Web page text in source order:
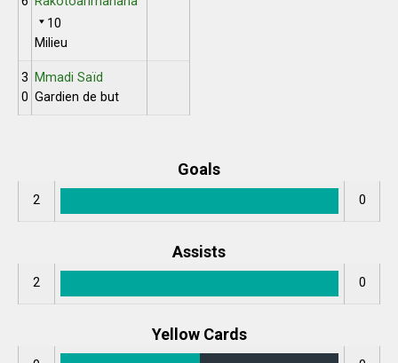
10
Milieu
3
0
Mmadi Saïd
Gardien de but
Goals
2 0
Assists
2 0
Yellow Cards